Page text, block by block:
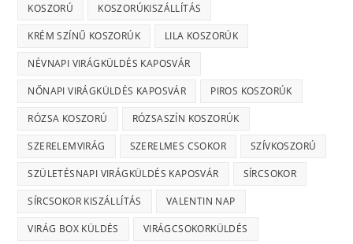
KOSZORÚ KOSZORÚKISZÁLLÍTÁS
KRÉM SZÍNŰ KOSZORÚK LILA KOSZORÚK
NÉVNAPI VIRÁGKÜLDÉS KAPOSVÁR
NŐNAPI VIRÁGKÜLDÉS KAPOSVÁR PIROS KOSZORÚK
RÓZSA KOSZORÚ RÓZSASZÍN KOSZORÚK
SZERELEMVIRÁG SZERELMES CSOKOR SZÍVKOSZORÚ
SZÜLETÉSNAPI VIRÁGKÜLDÉS KAPOSVÁR SÍRCSOKOR
SÍRCSOKOR KISZÁLLÍTÁS VALENTIN NAP
VIRÁG BOX KÜLDÉS VIRÁGCSOKORKÜLDÉS